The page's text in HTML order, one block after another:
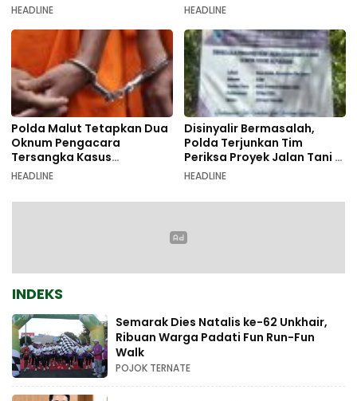
HEADLINE HEADLINE
Polda Malut Tetapkan Dua
Oknum Pengacara
Tersangka Kasus
Pemalsuan Dokumen
HEADLINE
Disinyalir Bermasalah,
Polda Terjunkan Tim
Periksa Proyek Jalan Tani di
Galala
HEADLINE
INDEKS
Semarak Dies Natalis ke-62 Unkhair,
Ribuan Warga Padati Fun Run-Fun
Walk
POJOK TERNATE